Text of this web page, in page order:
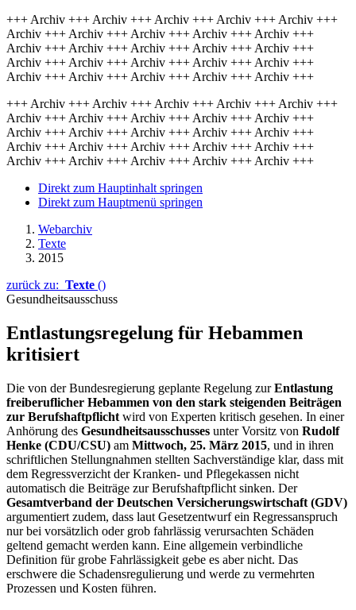
+++ Archiv +++ Archiv +++ Archiv +++ Archiv +++ Archiv +++
Archiv +++ Archiv +++ Archiv +++ Archiv +++ Archiv +++
Archiv +++ Archiv +++ Archiv +++ Archiv +++ Archiv +++
Archiv +++ Archiv +++ Archiv +++ Archiv +++ Archiv +++
Archiv +++ Archiv +++ Archiv +++ Archiv +++ Archiv +++
+++ Archiv +++ Archiv +++ Archiv +++ Archiv +++ Archiv +++
Archiv +++ Archiv +++ Archiv +++ Archiv +++ Archiv +++
Archiv +++ Archiv +++ Archiv +++ Archiv +++ Archiv +++
Archiv +++ Archiv +++ Archiv +++ Archiv +++ Archiv +++
Archiv +++ Archiv +++ Archiv +++ Archiv +++ Archiv +++
Direkt zum Hauptinhalt springen
Direkt zum Hauptmenü springen
Webarchiv
Texte
2015
zurück zu: Texte ()
Gesundheitsausschuss
Entlastungsregelung für Hebammen
kritisiert
Die von der Bundesregierung geplante Regelung zurEntlastung
freiberuflicher Hebammen von den stark steigenden Beiträgen
zur Berufshaftpflicht wird von Experten kritisch gesehen. In einer
Anhörung des Gesundheitsausschusses unter Vorsitz von Rudolf
Henke (CDU/CSU) am Mittwoch, 25. März 2015, und in ihren
schriftlichen Stellungnahmen stellten Sachverständige klar, dass mit
dem Regressverzicht der Kranken- und Pflegekassen nicht
automatisch die Beiträge zur Berufshaftpflicht sinken. Der
Gesamtverband der Deutschen Versicherungswirtschaft (GDV)
argumentiert zudem, dass laut Gesetzentwurf ein Regressanspruch
nur bei vorsätzlich oder grob fahrlässig verursachten Schäden
geltend gemacht werden kann. Eine allgemein verbindliche
Definition für grobe Fahrlässigkeit gebe es aber nicht. Das
erschwere die Schadensregulierung und werde zu vermehrten
Prozessen und Kosten führen.